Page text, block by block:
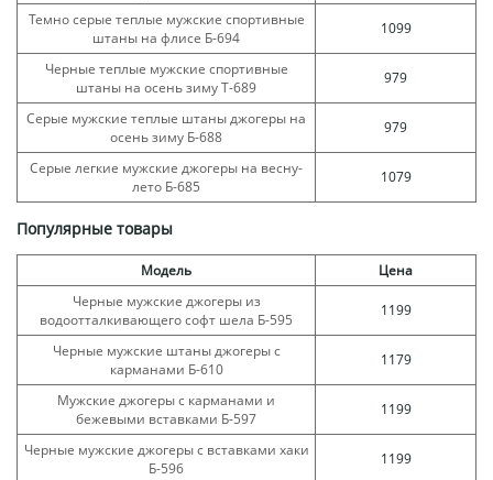
Темно серые теплые мужские спортивные
штаны на флисе Б-694
1099
Черные теплые мужские спортивные
штаны на осень зиму Т-689
979
Серые мужские теплые штаны джогеры на
осень зиму Б-688
979
Серые легкие мужские джогеры на весну-
лето Б-685
1079
Популярные товары
Модель
Цена
Черные мужские джогеры из
водоотталкивающего софт шела Б-595
1199
Черные мужские штаны джогеры с
карманами Б-610
1179
Мужские джогеры с карманами и
бежевыми вставками Б-597
1199
Черные мужские джогеры с вставками хаки
Б-596
1199